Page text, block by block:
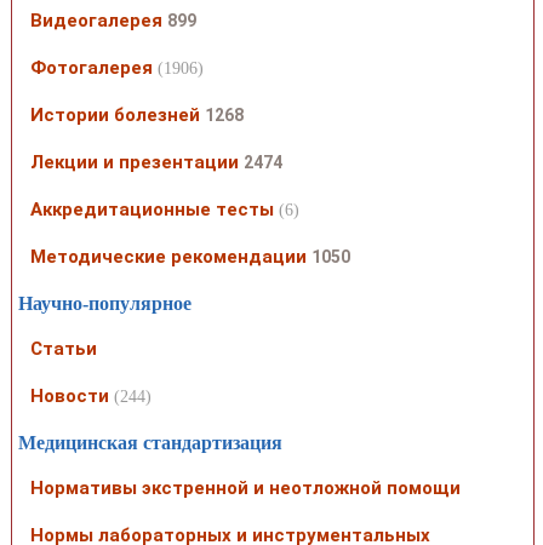
Видеогалерея 899
Фотогалерея (1906)
Истории болезней 1268
Лекции и презентации 2474
Аккредитационные тесты (6)
Методические рекомендации 1050
Научно-популярное
Статьи
Новости (244)
Медицинская стандартизация
Нормативы экстренной и неотложной помощи
Нормы лабораторных и инструментальных